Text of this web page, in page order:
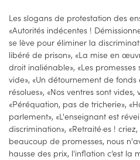
Les slogans de protestation des
«Autorités indécentes !
se lève pour éliminer la
libéré de prison», «La mise en
droit inaliénable», «Les promesses
vide», «Un détournement de
résolues», «Nos ventres sont
«Péréquation, pas de tricherie»,
parlement», «L'enseignant est
discrimination», «Retraité·es !
beaucoup de promesses, nous
hausse des prix, l'inflation c’est la